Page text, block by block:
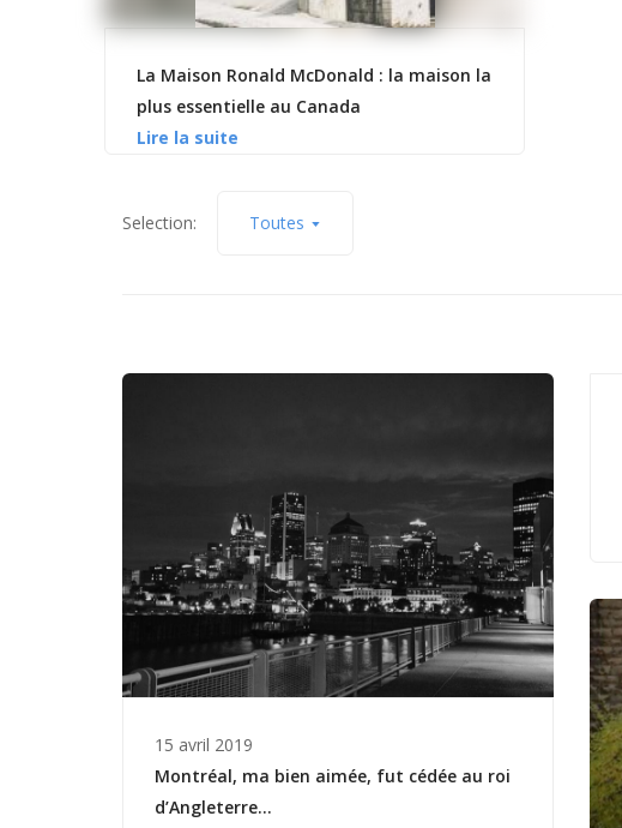
La Maison Ronald McDonald : la maison la
plus essentielle au Canada
Selection: Toutes
15 avril 2019
Montréal, ma bien aimée, fut cédée au roi
d’Angleterre…